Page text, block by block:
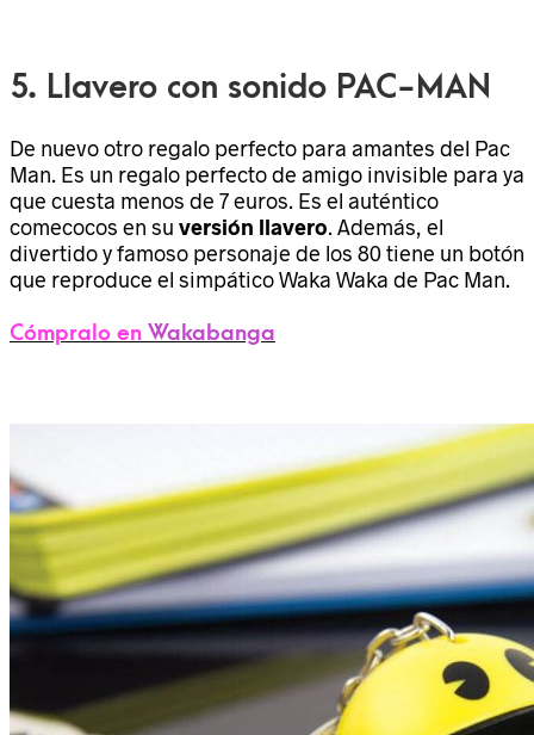
5. Llavero con sonido PAC-MAN
De nuevo otro regalo perfecto para amantes del Pac
Man. Es un regalo perfecto de amigo invisible para ya
que cuesta menos de 7 euros. Es el auténtico
comecocos en su versión llavero. Además, el
divertido y famoso personaje de los 80 tiene un botón
que reproduce el simpático Waka Waka de Pac Man.
Cómpralo en Wakabanga